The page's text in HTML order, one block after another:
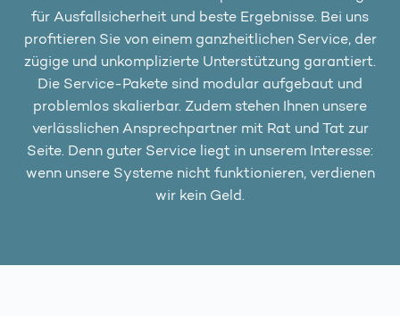
für Ausfallsicherheit und beste Ergebnisse. Bei uns
profitieren Sie von einem ganzheitlichen Service, der
zügige und unkomplizierte Unterstützung garantiert.
Die Service-Pakete sind modular aufgebaut und
problemlos skalierbar. Zudem stehen Ihnen unsere
verlässlichen Ansprechpartner mit Rat und Tat zur
Seite. Denn guter Service liegt in unserem Interesse:
wenn unsere Systeme nicht funktionieren, verdienen
wir kein Geld.